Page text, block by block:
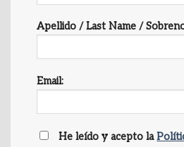
Apellido / Last Name /
Email:
He leído y acepto la